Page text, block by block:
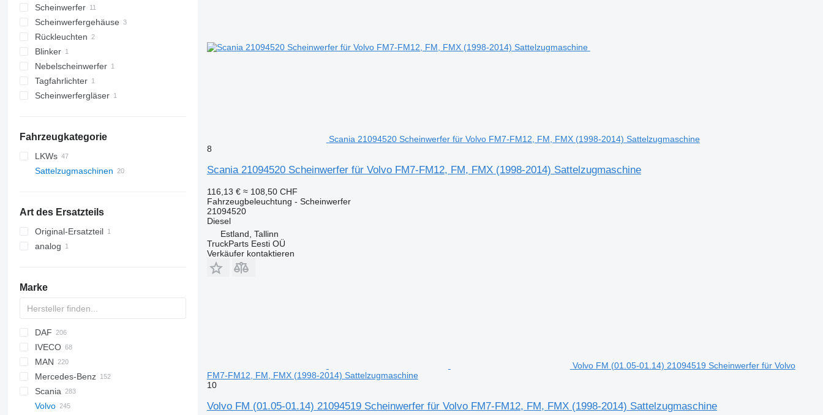
Scheinwerfer
Scheinwerfergehäuse
Rückleuchten
Blinker
Nebelscheinwerfer
Tagfahrlichter
Scheinwerfergläser
Fahrzeugkategorie
LKWs
Sattelzugmaschinen
Art des Ersatzteils
Original-Ersatzteil
analog
Marke
DAF
CF
LF
XD
XF
XG
F-MAX
IVECO
Daily
EuroCargo
EuroStar
Eurotech
MAN
F90
TGA
TGL
Mercedes-Benz
A-Class
Actros
D-series
Magnum
Scania
G-series
Volvo
Scania 21094520 Scheinwerfer für Volvo FM7-FM12, FM, FMX (1998-2014) Sattelzugmaschine
8
Scania 21094520 Scheinwerfer für Volvo FM7-FM12, FM, FMX (1998-2014) Sattelzugmaschine
116,13 € ≈ 108,50 CHF
Fahrzeugbeleuchtung - Scheinwerfer
21094520
Diesel
Estland, Tallinn
TruckParts Eesti OÜ
Verkäufer kontaktieren
Volvo FM (01.05-01.14) 21094519 Scheinwerfer für Volvo
FM7-FM12, FM, FMX (1998-2014) Sattelzugmaschine
10
Volvo FM (01.05-01.14) 21094519 Scheinwerfer für Volvo FM7-FM12, FM, FMX (1998-2014) Sattelzugmaschine